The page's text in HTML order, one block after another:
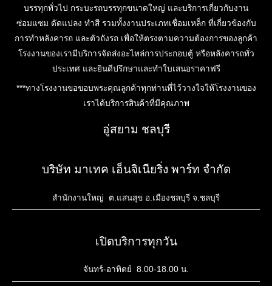
บรรทุกทั่วไป กระบะรถบรรทุกขนาดใหญ่ และบริการเกี่ยวกับงาน
ซ่อมแซม ดัดแปลง ทำสี รวมทั้งงานประเภทเชื่อมเหล็ก ที่เกี่ยวข้องกับ
การทำหลังคารถ และตัวถังรถ เพื่อให้ตรงตามความต้องการของลูกค้า
โรงงานของเรามีบริการจัดส่งอะไหล่การประกอบตู้ หรือหลังคารถทั่ว
ประเทศ และยินดีปรึกษาและทำใบเสนอราคาฟรี
***ทางโรงงานขอขอบพระคุณลูกค้าทุกท่านที่ไว้วางใจให้โรงงานของ
เราได้บริการสินค้าที่มีคุณภาพ
อู่สยาม ชลบุรี
บริษัท มาเทค เอ็นจิเนียริ่ง พาร์ท จำกัด
สำนักงานใหญ่ ต.แสนสุข อ.เมืองชลบุรี จ.ชลบุรี
เปิดบริการทุกวัน
จันทร์-อาทิตย์ 8.00-18.00 น.